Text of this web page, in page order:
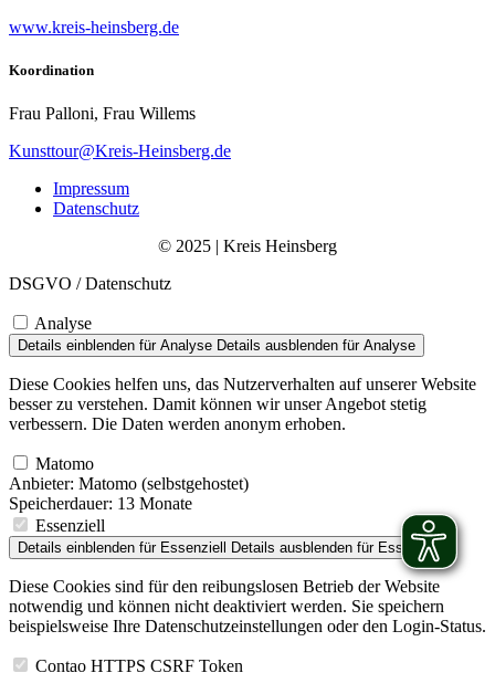
www.kreis-heinsberg.de
Koordination
Frau Palloni, Frau Willems
Kunsttour@Kreis-Heinsberg.de
Impressum
Datenschutz
© 2025 | Kreis Heinsberg
DSGVO / Datenschutz
Analyse
Details einblenden für Analyse Details ausblenden für Analyse
Diese Cookies helfen uns, das Nutzerverhalten auf unserer Website
besser zu verstehen. Damit können wir unser Angebot stetig
verbessern. Die Daten werden anonym erhoben.
Matomo
Anbieter: Matomo (selbstgehostet)
Speicherdauer: 13 Monate
Essenziell
Details einblenden für Essenziell Details ausblenden für Essenziell
Diese Cookies sind für den reibungslosen Betrieb der Website
notwendig und können nicht deaktiviert werden. Sie speichern
beispielsweise Ihre Datenschutzeinstellungen oder den Login-Status.
Contao HTTPS CSRF Token